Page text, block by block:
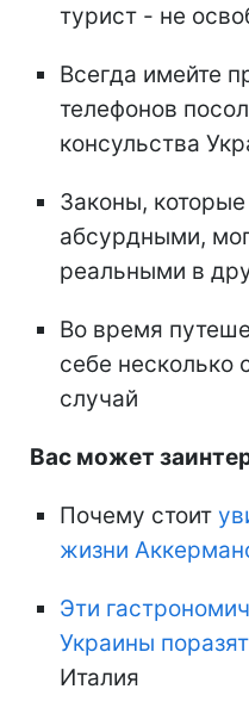
турист - не
Всегда имейте
телефонов
консульства
Законы,
абсурдными,
реальными в
Во время
себе несколько
случай
Вас может
Почему стоит
жизни
Эти
Украины
Италия